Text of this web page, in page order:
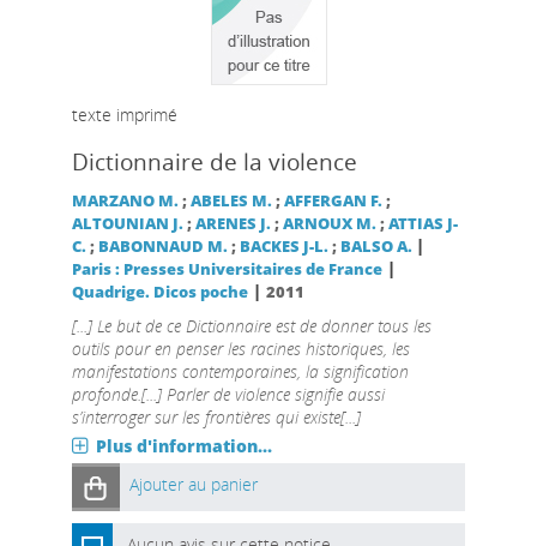
texte imprimé
Dictionnaire de la violence
MARZANO M.;ABELES M.;AFFERGAN F.;
ALTOUNIAN J.;ARENES J.;ARNOUX M.;ATTIAS J-
C.; BABONNAUD M.; BACKES J-L.; BALSO A. |
Paris : Presses Universitaires de France|
Quadrige. Dicos poche| 2011
[...] Le but de ce Dictionnaire est de donner tous les
outils pour en penser les racines historiques, les
manifestations contemporaines, la signification
profonde.[...] Parler de violence signifie aussi
s’interroger sur les frontières qui existe[...]
Plus d'information...
Ajouter au panier